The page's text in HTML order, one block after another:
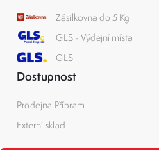
Zásilkovna do 5 Kg
GLS - Výdejní místa
GLS
Dostupnost
Prodejna Příbram
Externí sklad